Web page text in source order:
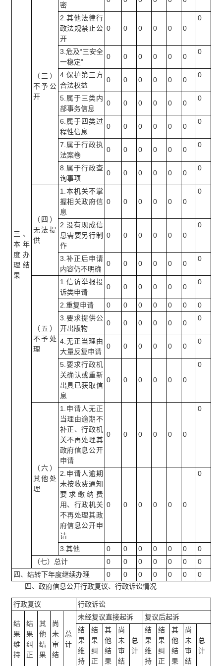
三、
本年
度办
理结
果
（三）
不予公
开
密
2.其他法律行
政法规禁止公
开
0 0 0 0 0 0
0
3.危及“三安全
一稳定”
0 0 0 0 0 0
0
4.保护第三方
合法权益
0 0 0 0 0 0
0
5.属于三类内
部事务信息
0 0 0 0 0 0
0
6.属于四类过
程性信息
0 0 0 0 0 0
0
7.属于行政执
法案卷
0 0 0 0 0 0
0
8.属于行政查
询事项
0 0 0 0 0 0
0
（四）
无法提
供
1.本机关不掌
握相关政府信
息
0 0 0 0 0 0
0
2.没有现成信
息需要另行制
作
0 0 0 0 0 0
0
3.补正后申请
内容仍不明确
0 0 0 0 0 0
0
（五）
不予处
理
1.信访举报投
诉类申请
0 0 0 0 0 0
0
2.重复申请 0 0 0 0 0 0
0
3.要求提供公
开出版物
0 0 0 0 0 0
0
4.无正当理由
大量反复申请
0 0 0 0 0 0
0
5.要求行政机
关确认或重新
出具已获取信
息
0 0 0 0 0 0
0
（六）
其他处
理
1.申请人无正
当理由逾期不
补正、行政机
关不再处理其
政府信息公开
申请
0 0 0 0 0 0
0
2.申请人逾期
未按收费通知
要求缴纳费
用、行政机关
不再处理其政
府信息公开申
请
0 0 0 0 0 0
0
3.其他 0 0 0 0 0 0
0
（七）总计
0 0 0 0 0 0
0
四、结转下年度继续办理
0 0 0 0 0 0
0
四、政府信息公开行政复议、行政诉讼情况
行政复议 行政诉讼
结
果
维
持
结
果
纠
正
其
他
结
果
尚
未
审
结
总
计
未经复议直接起诉
复议后起诉
结
果
维
持
结
果
纠
正
其
他
结
果
尚
未
审
结
总
计
结
果
维
持
结
果
纠
正
其
他
结
果
尚
未
审
结
总
计